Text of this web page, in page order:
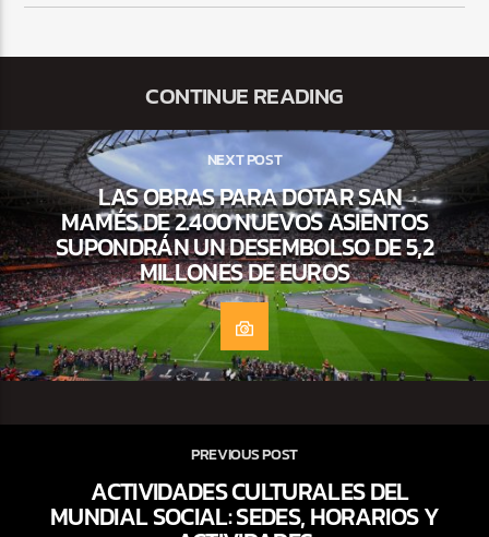
CONTINUE READING
NEXT POST
LAS OBRAS PARA DOTAR SAN
MAMÉS DE 2.400 NUEVOS ASIENTOS
SUPONDRÁN UN DESEMBOLSO DE 5,2
MILLONES DE EUROS
PREVIOUS POST
ACTIVIDADES CULTURALES DEL
MUNDIAL SOCIAL: SEDES, HORARIOS Y